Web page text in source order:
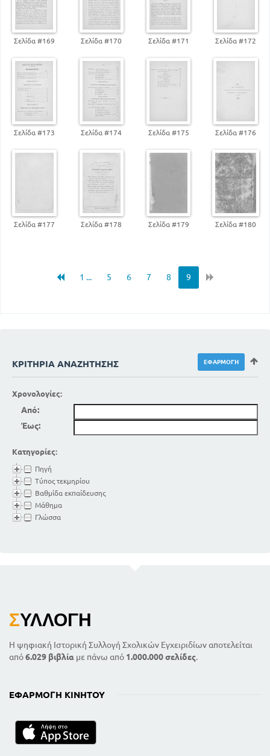
Σελίδα #169 Σελίδα #170 Σελίδα #171 Σελίδα #172
Σελίδα #173 Σελίδα #174 Σελίδα #175 Σελίδα #176
Σελίδα #177 Σελίδα #178 Σελίδα #179 Σελίδα #180
1 ... 5 6 7 8 9
ΚΡΙΤΉΡΙΑ ΑΝΑΖΉΤΗΣΗΣ
Χρονολογίες:
Από:
Έως:
Κατηγορίες:
Πηγή
Τύπος τεκμηρίου
Βαθμίδα εκπαίδευσης
Μάθημα
Γλώσσα
ΣΥΛΛΟΓΉ
Η ψηφιακή Ιστορική Συλλογή Σχολικών Εγχειριδίων αποτελείται
από6.029 βιβλία με πάνω από 1.000.000 σελίδες.
ΕΦΑΡΜΟΓΉ ΚΙΝΗΤΟΎ